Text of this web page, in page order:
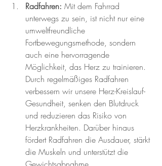
Radfahren: Mit dem Fahrrad
unterwegs zu sein, ist nicht nur eine
umweltfreundliche
Fortbewegungsmethode, sondern
auch eine hervorragende
Möglichkeit, das Herz zu trainieren.
Durch regelmäßiges Radfahren
verbessern wir unsere Herz-Kreislauf-
Gesundheit, senken den Blutdruck
und reduzieren das Risiko von
Herzkrankheiten. Darüber hinaus
fördert Radfahren die Ausdauer, stärkt
die Muskeln und unterstützt die